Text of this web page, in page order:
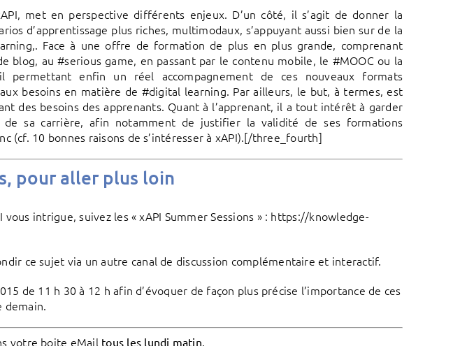
met en perspective différents enjeux. D’un côté, il s’agit de donner la
d’apprentissage plus riches, multimodaux, s’appuyant aussi bien sur de la
Face à une offre de formation de plus en plus grande, comprenant
blog, au #serious game, en passant par le contenu mobile, le #MOOC ou la
enfin un réel accompagnement de ces nouveaux formats
besoins en matière de #digital learning. Par ailleurs, le but, à termes, est
des besoins des apprenants. Quant à l’apprenant, il a tout intérêt à garder
sa carrière, afin notamment de justifier la validité de ses formations
(cf. 10 bonnes raisons de s’intéresser à xAPI).[/three_fourth]
pour aller plus loin
intrigue, suivez les « xAPI Summer Sessions » : https://knowledge-
ce sujet via un autre canal de discussion complémentaire et interactif.
de 11 h 30 à 12 h afin d’évoquer de façon plus précise l’importance de ces
demain.
votre boite eMail tous les lundi matin.